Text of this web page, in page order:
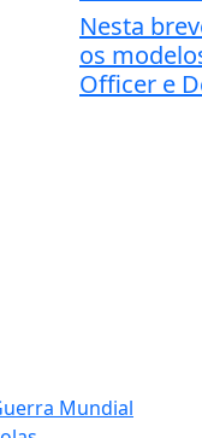
Nesta
os
Officer e
Mundial